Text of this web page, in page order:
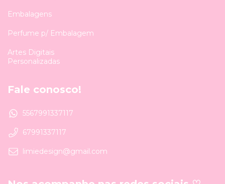
Embalagens
Perfume p/ Embalagem
Artes Digitais
Personalizadas
Fale conosco!
5567991337117
67991337117
limiedesign@gmail.com